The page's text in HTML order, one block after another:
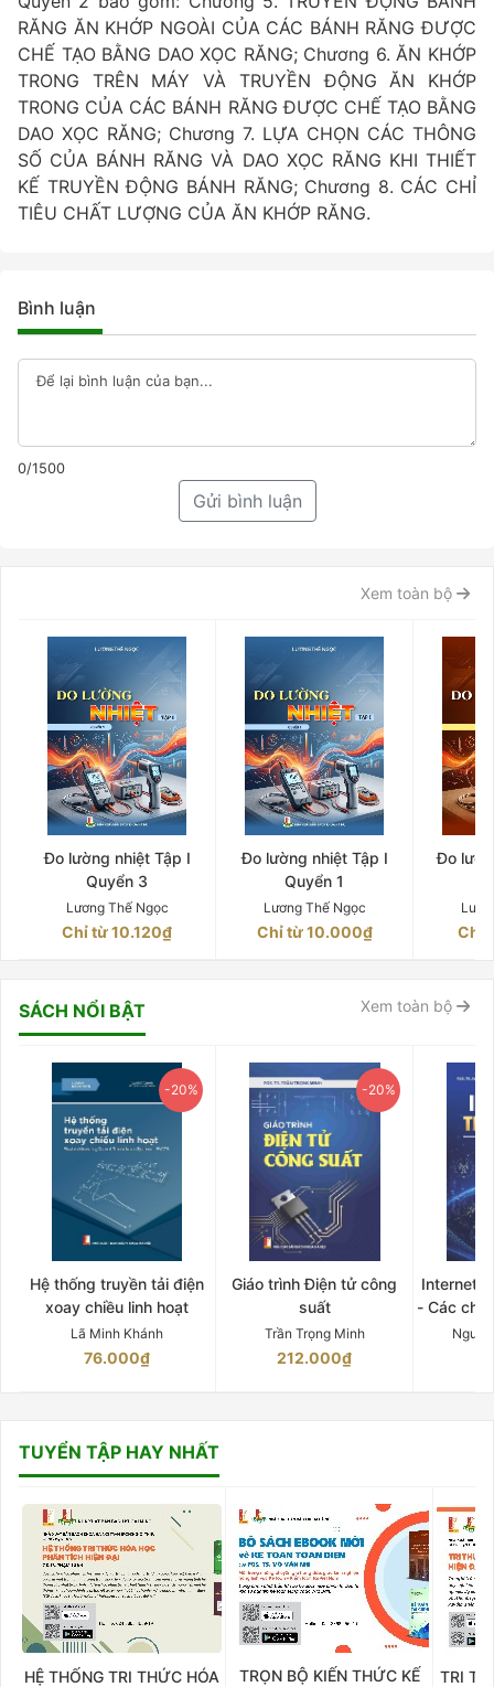
RĂNG ĂN KHỚP NGOÀI CỦA CÁC BÁNH RĂNG ĐƯỢC
CHẾ TẠO BẰNG DAO XỌC RĂNG; Chương 6. ĂN KHỚP
TRONG TRÊN MÁY VÀ TRUYỀN ĐỘNG ĂN KHỚP
TRONG CỦA CÁC BÁNH RĂNG ĐƯỢC CHẾ TẠO BẰNG
DAO XỌC RĂNG; Chương 7. LỰA CHỌN CÁC THÔNG
SỐ CỦA BÁNH RĂNG VÀ DAO XỌC RĂNG KHI THIẾT
KẾ TRUYỀN ĐỘNG BÁNH RĂNG; Chương 8. CÁC CHỈ
TIÊU CHẤT LƯỢNG CỦA ĂN KHỚP RĂNG.
Bình luận
0/1500
Gửi bình luận
Xem toàn bộ
Đo lường nhiệt Tập I
Quyển 3
Lương Thế Ngọc
Chỉ từ 10.120₫
Đo lường nhiệt Tập I
Quyển 1
Lương Thế Ngọc
Chỉ từ 10.000₫
Đo
Chỉ
SÁCH NỔI BẬT Xem toàn bộ
-20%
Hệ thống truyền tải điện
xoay chiều linh hoạt
Lã Minh Khánh
76.000₫
-20%
Giáo trình Điện tử công
suất
Trần Trọng Minh
212.000₫
Internet
- Các
TUYỂN TẬP HAY NHẤT
HỆ THỐNG TRI THỨC HÓA
TRỌN BỘ KIẾN THỨC KẾ
TRI